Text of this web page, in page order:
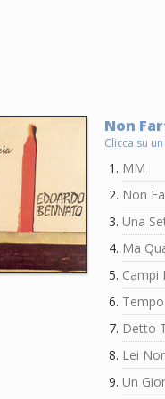
Non
Clicca su
MM
Non
Una
Ma
Campi
Detto
Lei
Un